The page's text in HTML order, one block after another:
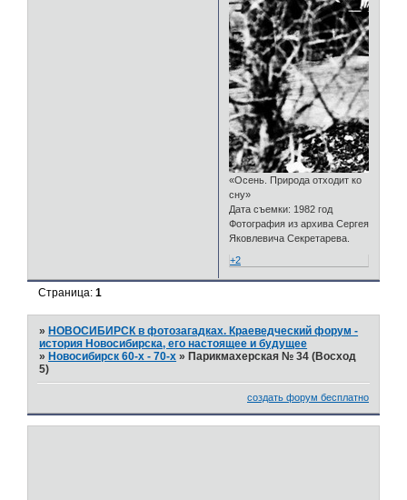
«Осень. Природа отходит ко
сну»
Дата съемки: 1982 год
Фотография из архива Сергея
Яковлевича Секретарева.
+2
Страница:1
»НОВОСИБИРСК в фотозагадках. Краеведческий форум -
история Новосибирска, его настоящее и будущее
»Новосибирск 60-х - 70-х »Парикмахерская № 34 (Восход
5)
создать форум бесплатно